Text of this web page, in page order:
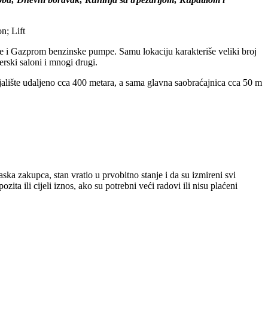
Lift
i Gazprom benzinske pumpe. Samu lokaciju karakteriše veliki broj
saloni i mnogi drugi.
udaljeno cca 400 metara, a sama glavna saobraćajnica cca 50 m
zakupca, stan vratio u prvobitno stanje i da su izmireni svi
ili cijeli iznos, ako su potrebni veći radovi ili nisu plaćeni